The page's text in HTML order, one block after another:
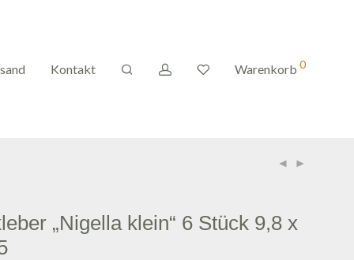
Kontakt Warenkorb 0
„Nigella klein“ 6 Stück 9,8 x